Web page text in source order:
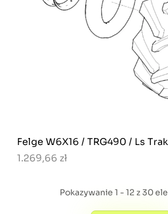
Felge W6X16 / TRG490 / Ls
1.269,66 zł
Pokazywanie 1 - 12 z 30